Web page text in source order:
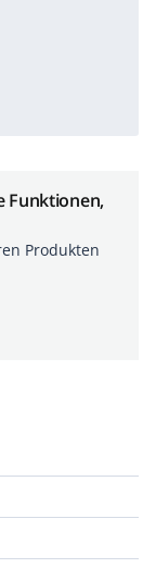
Funktionen,
Produkten